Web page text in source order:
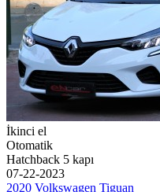
İkinci el
Otomatik
Hatchback 5 kapı
07-22-2023
2020 Volkswagen Tiguan